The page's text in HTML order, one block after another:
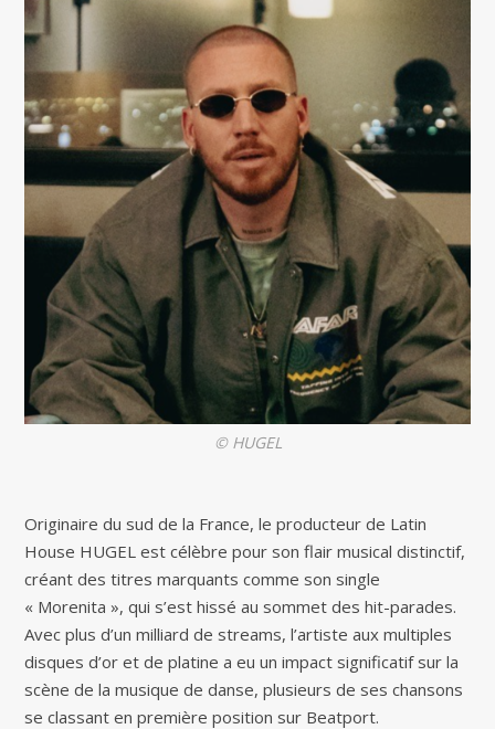
© HUGEL
Originaire du sud de la France, le producteur de Latin
House HUGEL est célèbre pour son flair musical distinctif,
créant des titres marquants comme son single
« Morenita », qui s’est hissé au sommet des hit-parades.
Avec plus d’un milliard de streams, l’artiste aux multiples
disques d’or et de platine a eu un impact significatif sur la
scène de la musique de danse, plusieurs de ses chansons
se classant en première position sur Beatport.